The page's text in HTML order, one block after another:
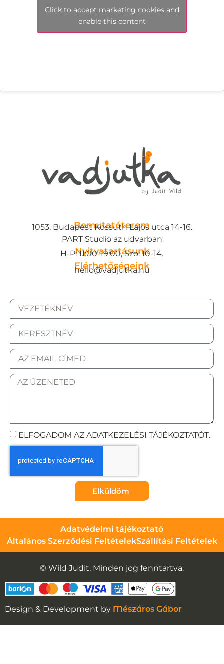
Click to accept marketing cookies and
enable this content
Bemutatóterem
1053, Budapest Kossuth Lajos utca 14-16.
PART Studio az udvarban
Nyitvatartásunk
H-P: 11:00-19:00, Szo: 10-14.
Elérhetőségeink
hello@vadjutka.hu
ELFOGADOM AZ ADATKEZELÉSI TÁJÉKOZTATÓT.
Elküldöm
Adatvédelmi tájékoztató
Általános Szerződési FeltételekSzállítási Feltételek
© Wild Judit. Minden jog fenntartva.
Design & Development by Mészáros Gábor